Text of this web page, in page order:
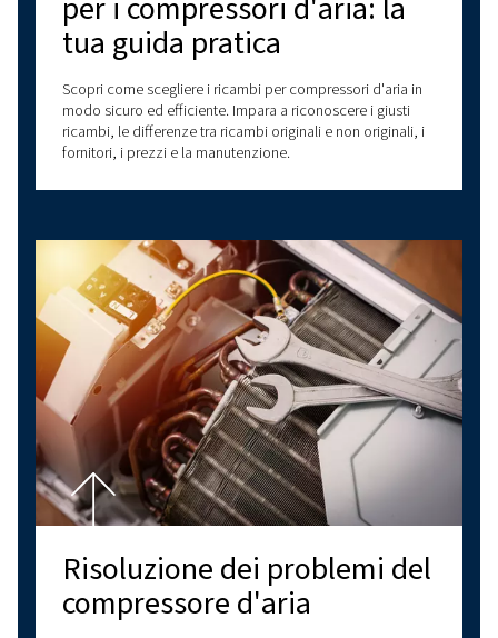
Temperatura dell'aria
compressa: perché è
importante e come
raffreddare l'aria
in modo efficiente